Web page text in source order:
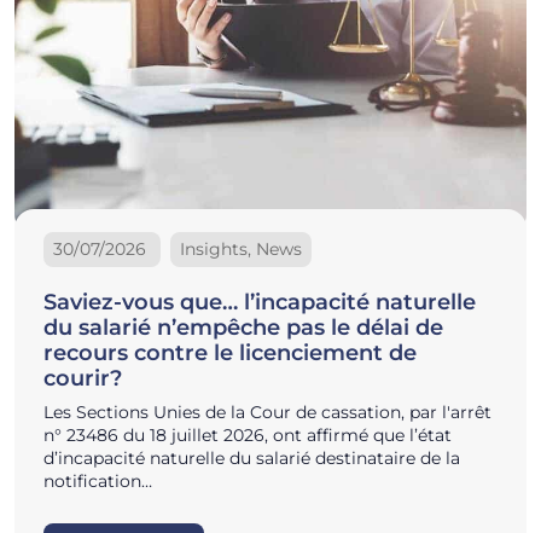
30/07/2026 Insights, News
Saviez-vous que… l’incapacité naturelle
du salarié n’empêche pas le délai de
recours contre le licenciement de
courir?
Les Sections Unies de la Cour de cassation, par l'arrêt
n° 23486 du 18 juillet 2026, ont affirmé que l’état
d’incapacité naturelle du salarié destinataire de la
notification…